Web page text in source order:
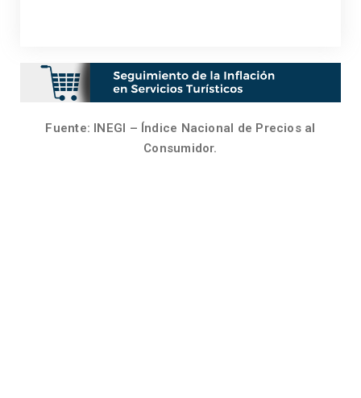
Fuente: INEGI – Índice Nacional de Precios al
Consumidor.